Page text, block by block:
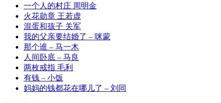
一个人的村庄 周明金
火花勋章 王若虚
混蛋和孩子 关军
我的父亲要结婚了 – 咪蒙
那个谁 – 马一木
人间卧底 – 马良
两枚戒指 毛利
有钱 – 小饭
妈妈的钱都花在哪儿了 – 刘同